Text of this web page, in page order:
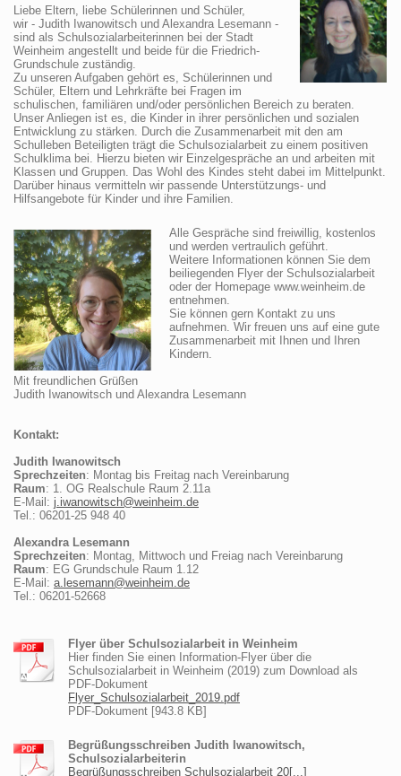
Liebe Eltern, liebe Schülerinnen und Schüler,
wir - Judith Iwanowitsch und Alexandra Lesemann -
sind als Schulsozialarbeiterinnen bei der Stadt
Weinheim angestellt und beide für die Friedrich-
Grundschule zuständig.
Zu unseren Aufgaben gehört es, Schülerinnen und
Schüler, Eltern und Lehrkräfte bei Fragen im
schulischen, familiären und/oder persönlichen Bereich zu beraten.
Unser Anliegen ist es, die Kinder in ihrer persönlichen und sozialen
Entwicklung zu stärken. Durch die Zusammenarbeit mit den am
Schulleben Beteiligten trägt die Schulsozialarbeit zu einem positiven
Schulklima bei. Hierzu bieten wir Einzelgespräche an und arbeiten mit
Klassen und Gruppen. Das Wohl des Kindes steht dabei im Mittelpunkt.
Darüber hinaus vermitteln wir passende Unterstützungs- und
Hilfsangebote für Kinder und ihre Familien.
Alle Gespräche sind freiwillig, kostenlos
und werden vertraulich geführt.
Weitere Informationen können Sie dem
beiliegenden Flyer der Schulsozialarbeit
oder der Homepage www.weinheim.de
entnehmen.
Sie können gern Kontakt zu uns
aufnehmen. Wir freuen uns auf eine gute
Zusammenarbeit mit Ihnen und Ihren
Kindern.
Mit freundlichen Grüßen
Judith Iwanowitsch und Alexandra Lesemann
Kontakt:
Judith Iwanowitsch
Sprechzeiten: Montag bis Freitag nach Vereinbarung
Raum: 1. OG Realschule Raum 2.11a
E-Mail: j.iwanowitsch@weinheim.de
Tel.: 06201-25 948 40
Alexandra Lesemann
Sprechzeiten: Montag, Mittwoch und Freiag nach Vereinbarung
Raum: EG Grundschule Raum 1.12
E-Mail: a.lesemann@weinheim.de
Tel.: 06201-52668
Flyer über Schulsozialarbeit in Weinheim
Hier finden Sie einen Information-Flyer über die
Schulsozialarbeit in Weinheim (2019) zum Download als
PDF-Dokument
Flyer_Schulsozialarbeit_2019.pdf
PDF-Dokument [943.8 KB]
Begrüßungsschreiben Judith Iwanowitsch,
Schulsozialarbeiterin
Begrüßungsschreiben Schulsozialarbeit 20[...]